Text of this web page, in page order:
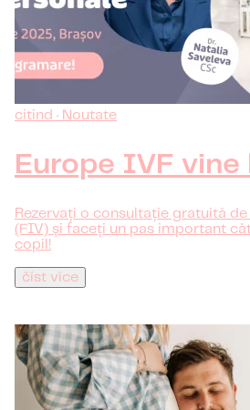
citind · Noutate
Europe IVF vine
Rezervați o consultație gratuită
(FIV) și faceți un pas important
copil!
číst více